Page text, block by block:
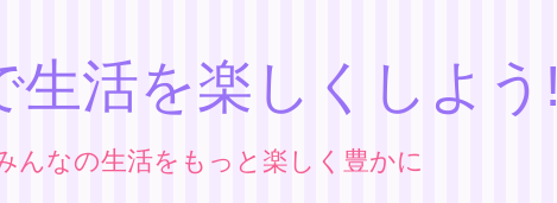
活を楽しくしよう!
んなの生活をもっと楽しく豊かに